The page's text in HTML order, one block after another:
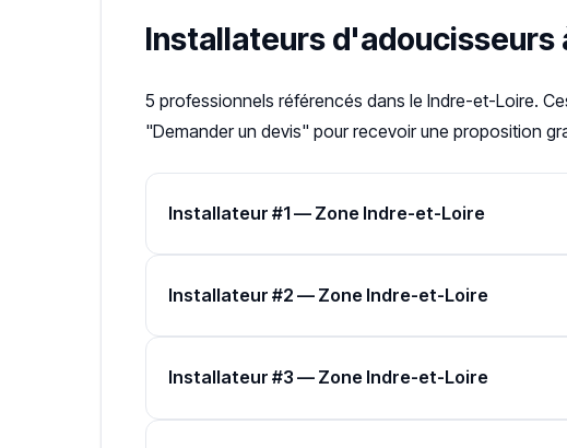
Installateurs d'adoucisseurs
5 professionnels référencés dans le Indre-et-Loire.
"Demander un devis" pour recevoir une proposition
Installateur #1 — Zone Indre-et-Loire
Installateur #2 — Zone Indre-et-Loire
Installateur #3 — Zone Indre-et-Loire